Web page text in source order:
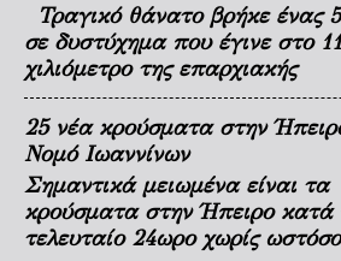
Τραγικό θάνατο βρήκε ένας
σε δυστύχημα που έγινε στο
χιλιόμετρο της επαρχιακής
25 νέα κρούσματα στην
Νομό Ιωαννίνων
Σημαντικά μειωμένα είναι τα
κρούσματα στην Ήπειρο κατά
τελευταίο 24ωρο χωρίς